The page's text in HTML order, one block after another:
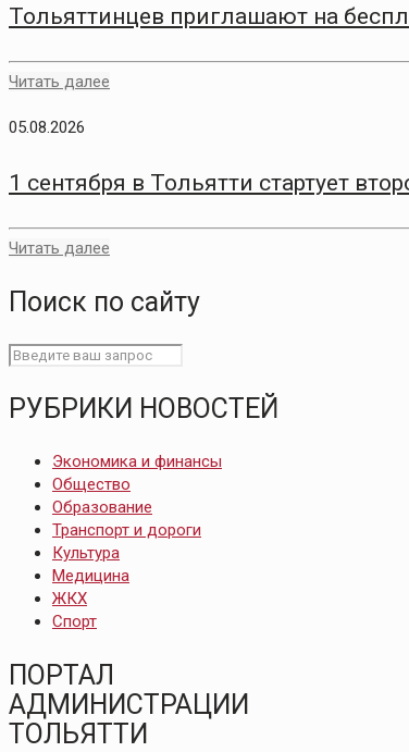
Тольяттинцев приглашают на
Читать далее
05.08.2026
1 сентября в Тольятти стартует
Читать далее
Поиск по сайту
РУБРИКИ НОВОСТЕЙ
Экономика и финансы
Общество
Образование
Транспорт и дороги
Культура
Медицина
ЖКХ
Спорт
ПОРТАЛ
АДМИНИСТРАЦИИ
ТОЛЬЯТТИ